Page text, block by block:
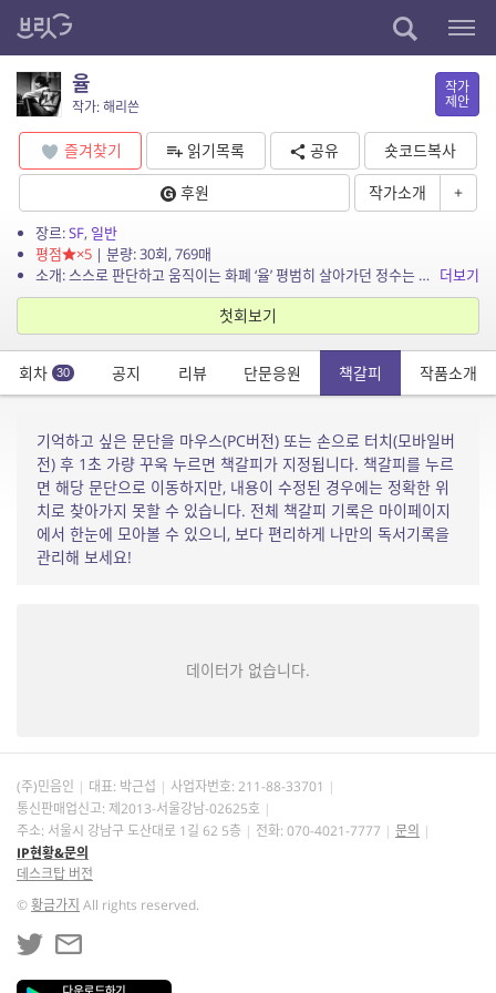
율
작가: 해리쓴
작가
제안
즐겨찾기 읽기목록 공유
숏코드복사
후원
작가소개 +
장르:SF, 일반
평점
×5| 분량: 30회, 769매
소개: 스스로 판단하고 움직이는 화폐 ‘율’ 평범히 살아가던 정수는 어느 날 율로부터 제재를 받게 된다. 하지만 무슨 죄를 저질렀는지 누구도 말해주지 않는데… 더보기
첫회보기
회차 30 공지 리뷰 단문응원 책갈피 작품소개
기억하고 싶은 문단을 마우스(PC버전) 또는 손으로 터치(모바일버
전) 후 1초 가량 꾸욱 누르면 책갈피가 지정됩니다. 책갈피를 누르
면 해당 문단으로 이동하지만, 내용이 수정된 경우에는 정확한 위
치로 찾아가지 못할 수 있습니다. 전체 책갈피 기록은 마이페이지
에서 한눈에 모아볼 수 있으니, 보다 편리하게 나만의 독서기록을
관리해 보세요!
데이터가 없습니다.
(주)민음인 대표: 박근섭 사업자번호: 211-88-33701
통신판매업신고: 제2013-서울강남-02625호
주소: 서울시 강남구 도산대로 1길 62 5층
전화: 070-4021-7777
문의
IP현황&문의
데스크탑 버전
©황금가지 All rights reserved.